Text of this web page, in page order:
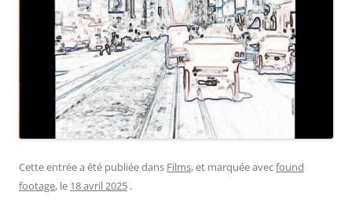
Cette entrée a été publiée dans Films, et marquée avecfound
footage, le 18 avril 2025 .